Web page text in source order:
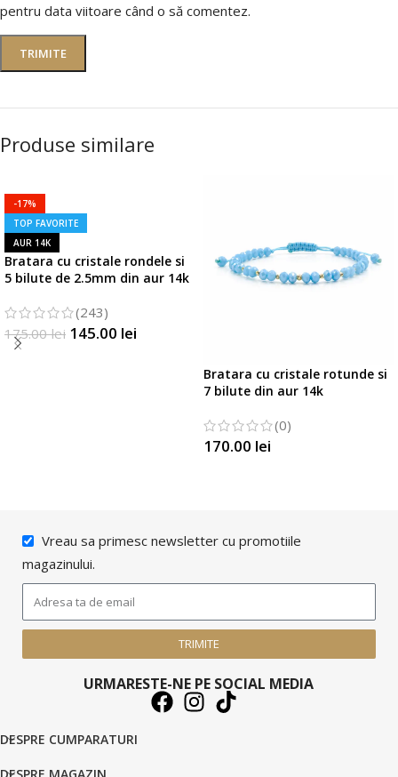
pentru data viitoare când o să comentez.
Produse similare
-17%
TOP FAVORITE
AUR 14K
Bratara cu cristale rondele si
5 bilute de 2.5mm din aur 14k
(243)
175.00lei 145.00 lei
Bratara cu cristale rotunde si
7 bilute din aur 14k
(0)
170.00 lei
Vreau sa primesc newsletter cu promotiile
magazinului.
TRIMITE
URMARESTE-NE PE SOCIAL MEDIA
DESPRE CUMPARATURI